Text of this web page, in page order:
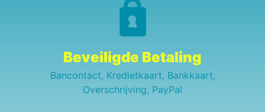
Beveiligde Betaling
Bancontact, Kredietkaart, Bankkaart,
Overschrijving, PayPal